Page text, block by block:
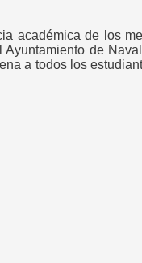
académica de los
de
a todos los